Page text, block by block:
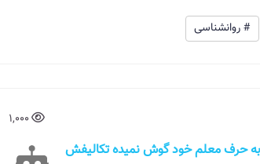
# روانشناسی
حرف معلم خود گوش نمیده تکالیفش
1,000